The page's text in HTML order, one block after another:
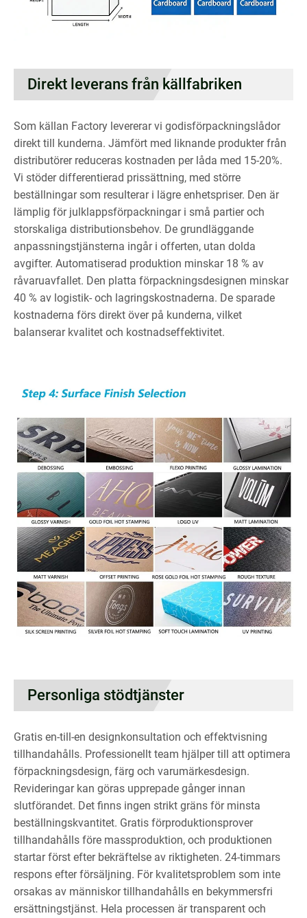
Direkt leverans från källfabriken
Som källan Factory levererar vi godisförpackningslådor
direkt till kunderna. Jämfört med liknande produkter från
distributörer reduceras kostnaden per låda med 15-20%.
Vi stöder differentierad prissättning, med större
beställningar som resulterar i lägre enhetspriser. Den är
lämplig för julklappsförpackningar i små partier och
storskaliga distributionsbehov. De grundläggande
anpassningstjänsterna ingår i offerten, utan dolda
avgifter. Automatiserad produktion minskar 18 % av
råvaruavfallet. Den platta förpackningsdesignen minskar
40 % av logistik- och lagringskostnaderna. De sparade
kostnaderna förs direkt över på kunderna, vilket
balanserar kvalitet och kostnadseffektivitet.
Personliga stödtjänster
Gratis en-till-en designkonsultation och effektvisning
tillhandahålls. Professionellt team hjälper till att optimera
förpackningsdesign, färg och varumärkesdesign.
Revideringar kan göras upprepade gånger innan
slutförandet. Det finns ingen strikt gräns för minsta
beställningskvantitet. Gratis förproduktionsprover
tillhandahålls före massproduktion, och produktionen
startar först efter bekräftelse av riktigheten. 24-timmars
respons efter försäljning. För kvalitetsproblem som inte
orsakas av människor tillhandahålls en bekymmersfri
ersättningstjänst. Hela processen är transparent och